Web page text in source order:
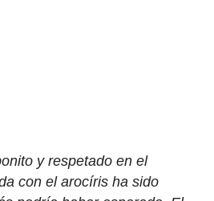
y respetado en el
con el arocíris ha sido